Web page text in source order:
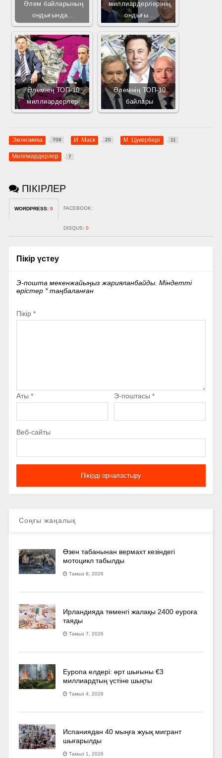
Әлем байларының
ондығында…
миллиардерлерінің
ондығы…
Әлемнің ТОП-10
миллиардерлері
Әлемнің ТОП-10
байлары
Экономика 708 И. Маск 20 М. Цукерберг 11
Миллиардерлер 7
ПІКІРЛЕР
WORDPRESS: 0 FACEBOOK:
DISQUS: 0
Пікір үстеу
Э-пошта мекенжайыңыз жарияланбайды. Міндетті
өрістер *таңбаланған
Пікір *
Аты * Э-поштасы *
Веб-сайты
Соңғы жаңалық
Өзен табанынан вермахт кезіндегі
мотоцикл табылды
Тамыз 8, 2026
Ирландияда төменгі жалақы 2400 еуроға
таяды
Тамыз 7, 2026
Еуропа елдері: өрт шығыны €3
миллиардтың үстіне шықты
Тамыз 4, 2026
Испаниядан 40 мыңға жуық мигрант
шығарылды
Тамыз 1, 2026